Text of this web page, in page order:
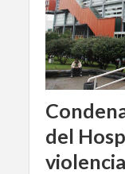
del